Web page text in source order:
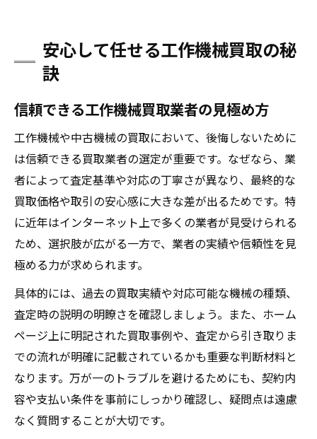
中古機械の高価買取へ導く査定ポイント
説
中古機械買取で高評価を得るための準備方
状態別に見る中古工作機械の査定額アップ
術
価格表示の仕組みと高価買取につながるコ
ツ
工場機械買取で年式や付属品が与える影響
売却を成功させる工作機械買取の流れ
初めてでも安心な工作機械買取の進め方
中古機械買取の流れと必要書類の準備ポイ
ント
出張査定から契約までのステップ解説
現地査定とオンライン査定の違いと活用法
工場機械買取で押さえたい搬出時の注意点
安心して任せる工作機械買取の秘
訣
信頼できる工作機械買取業者の見極め方
工作機械や中古機械の買取において、後悔しないために
は信頼できる買取業者の選定が重要です。なぜなら、業
者によって査定基準や対応の丁寧さが異なり、最終的な
買取価格や取引の安心感に大きな差が出るためです。特
に近年はインターネット上で多くの業者が見受けられる
ため、選択肢が広がる一方で、業者の実績や信頼性を見
極める力が求められます。
具体的には、過去の買取実績や対応可能な機械の種類、
査定時の説明の明瞭さを確認しましょう。また、ホーム
ページ上に明記された買取事例や、査定から引き取りま
での流れが明確に記載されているかも重要な判断材料と
なります。万が一のトラブルを避けるためにも、契約内
容や支払い条件を事前にしっかり確認し、疑問点は遠慮
なく質問することが大切です。